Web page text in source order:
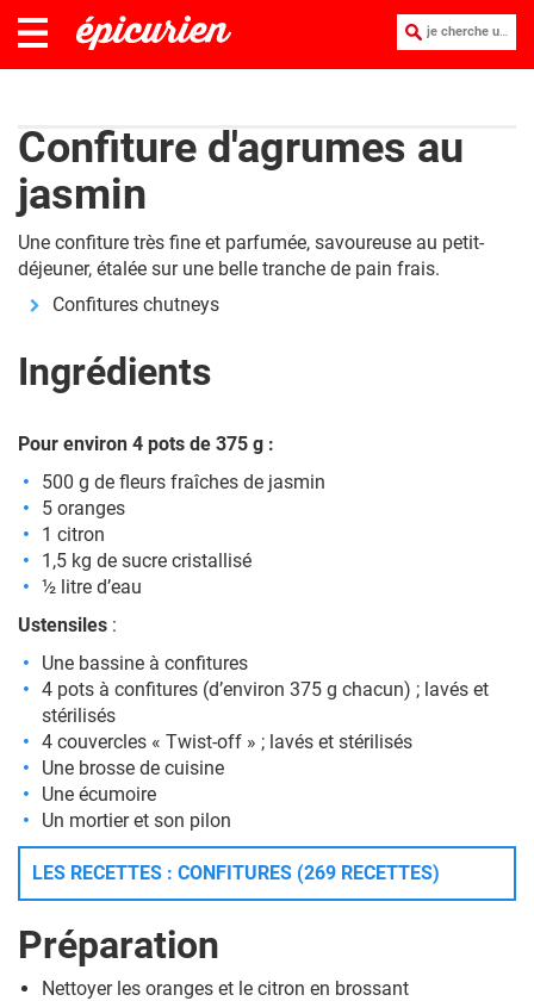
je cherche une recette :
Confiture d'agrumes au
jasmin
Une confiture très fine et parfumée, savoureuse au petit-
déjeuner, étalée sur une belle tranche de pain frais.
Confitures chutneys
Ingrédients
Pour environ 4 pots de 375 g :
500 g de fleurs fraîches de jasmin
5 oranges
1 citron
1,5 kg de sucre cristallisé
½ litre d’eau
Ustensiles :
Une bassine à confitures
4 pots à confitures (d’environ 375 g chacun) ; lavés et
stérilisés
4 couvercles « Twist-off » ; lavés et stérilisés
Une brosse de cuisine
Une écumoire
Un mortier et son pilon
LES RECETTES : CONFITURES (269 RECETTES)
Préparation
Nettoyer les oranges et le citron en brossant